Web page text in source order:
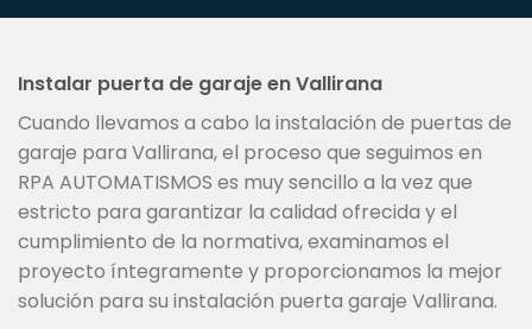
Instalar puerta de garaje en Vallirana
Cuando llevamos a cabo la instalación de puertas de
garaje para Vallirana, el proceso que seguimos en
RPA AUTOMATISMOS es muy sencillo a la vez que
estricto para garantizar la calidad ofrecida y el
cumplimiento de la normativa, examinamos el
proyecto íntegramente y proporcionamos la mejor
solución para su instalación puerta garaje Vallirana.